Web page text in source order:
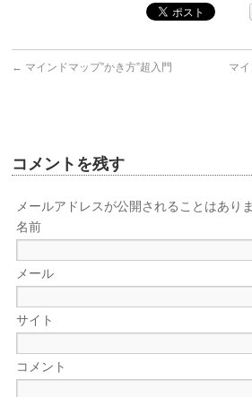
← マインドマップ”かき方”超入門
マ
コメントを残す
メールアドレスが公開されることはあり
名前
メール
サイト
コメント